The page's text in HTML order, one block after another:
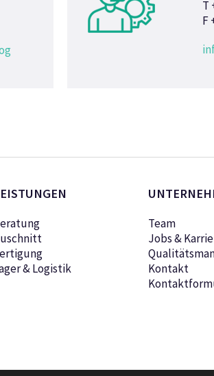
T
F
& Logistik
Team
Jobs &
Kontakt